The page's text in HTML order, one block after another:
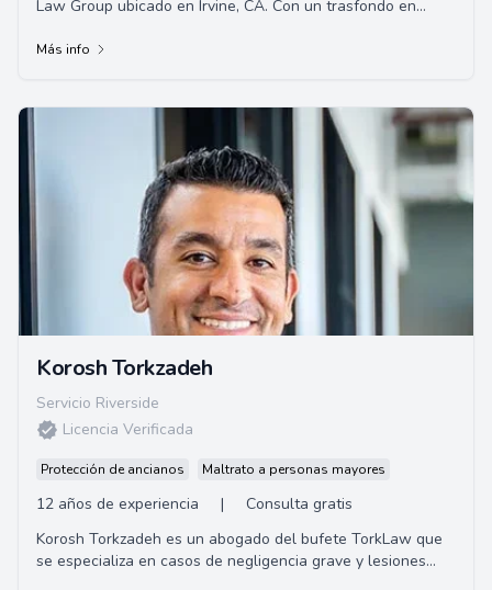
Law Group ubicado en Irvine, CA. Con un trasfondo en
Más info
Korosh Torkzadeh
Servicio Riverside
Licencia Verificada
Protección de ancianos Maltrato a personas mayores
12 años de experiencia |
Consulta gratis
Korosh Torkzadeh es un abogado del bufete TorkLaw que
se especializa en casos de negligencia grave y lesiones